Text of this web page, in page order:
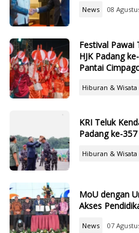
News 08
Festival Pawai
HJK Padang
Pantai
Hiburan & Wisata
KRI Teluk
Padang ke-357
Hiburan & Wisata
MoU dengan
Akses
News 07